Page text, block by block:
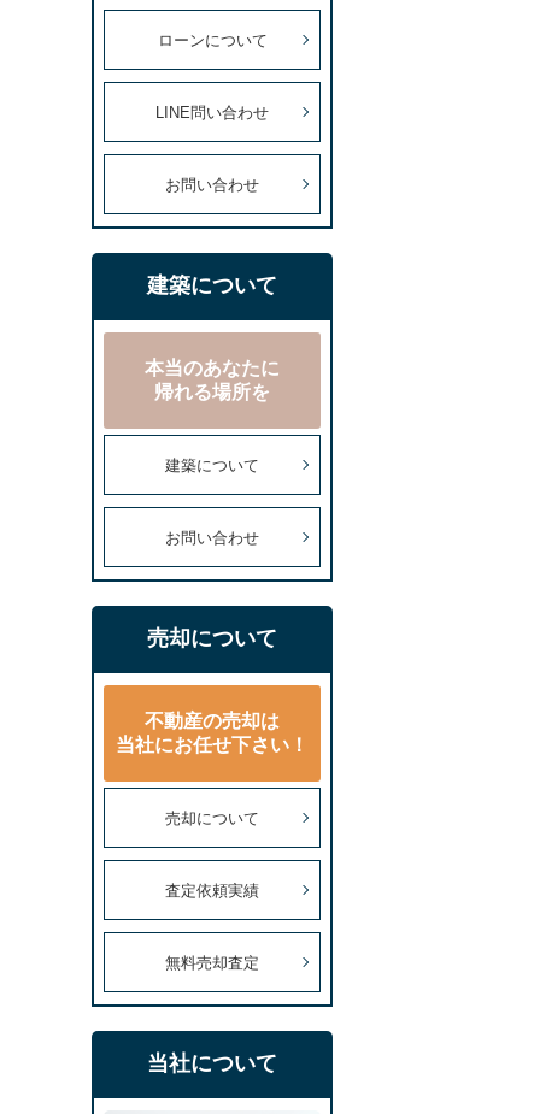
ローンについて
LINE問い合わせ
お問い合わせ
建築について
本当のあなたに
帰れる場所を
建築について
お問い合わせ
売却について
不動産の売却は
当社にお任せ下さい！
売却について
査定依頼実績
無料売却査定
当社について